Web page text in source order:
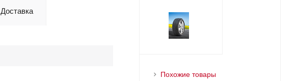
Доставка
Похожие товары